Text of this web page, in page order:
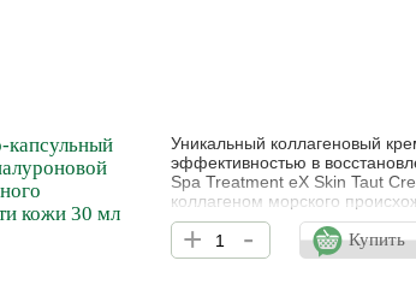
капсульный
кожи 30 мл
Уникальный коллагеновый
эффективностью в
Spa Treatment eX Skin Taut
коллагеном морского
максимально близким к
пептидом. Морской коллаген
компонентов, для
+ - Купить